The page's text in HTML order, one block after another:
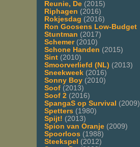
Reunie, De (2015)
Riphagen (2016)
Rokjesdag (2016)
Ron Goosens Low-Budget
Stuntman (2017)
Schemer(2010)
Schone Handen (2015)
Sint (2010)
Smoorverliefd (NL) (2013)
Sneekweek (2016)
Sonny Boy (2010)
Soof (2013)
Soof 2 (2016)
SpangaS op Survival (2009)
Spetters (1980)
Spijt! (2013)
Spion van Oranje (2009)
Spoorloos (1988)
Steekspel (2012)